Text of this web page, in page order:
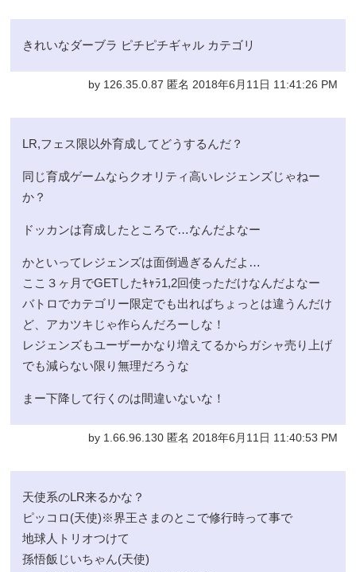
きれいなダーブラ ピチピチギャル カテゴリ
by 126.35.0.87 匿名 2018年6月11日 11:41:26 PM
LR,フェス限以外育成してどうするんだ？
同じ育成ゲームならクオリティ高いレジェンズじゃねー
か？
ドッカンは育成したところで…なんだよなー
かといってレジェンズは面倒過ぎるんだよ…
ここ３ヶ月でGETしたｷｬﾗ1,2回使っただけなんだよなー
バトロでカテゴリー限定でも出ればちょっとは違うんだけ
ど、アカツキじゃ作らんだろーしな！
レジェンズもユーザーかなり増えてるからガシャ売り上げ
でも減らない限り無理だろうな
まー下降して行くのは間違いないな！
by 1.66.96.130 匿名 2018年6月11日 11:40:53 PM
天使系のLR来るかな？
ピッコロ(天使)※界王さまのとこで修行時って事で
地球人トリオつけて
孫悟飯じいちゃん(天使)